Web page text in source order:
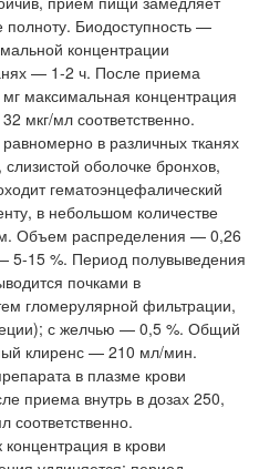
Биодоступность —
концентрации
— 1-2 ч. После приема
максимальная концентрация
мкг/мл соответственно.
в различных тканях
оболочке бронхов,
гематоэнцефалический
в небольшом количестве
Объем распределения — 0,26
5-15 %. Период полувыведения
почками в
гломерулярной фильтрации,
с желчью — 0,5 %. Общий
клиренс — 210 мл/мин.
в плазме крови
приема внутрь в дозах 250,
в крови